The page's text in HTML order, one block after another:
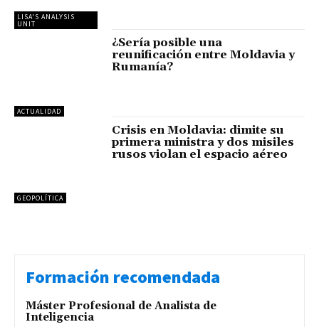
LISA'S ANALYSIS
UNIT
ACTUALIDAD
¿Sería posible una
reunificación entre Moldavia y
Rumanía?
GEOPOLÍTICA
Crisis en Moldavia: dimite su
primera ministra y dos misiles
rusos violan el espacio aéreo
Formación recomendada
Máster Profesional de Analista de
Inteligencia